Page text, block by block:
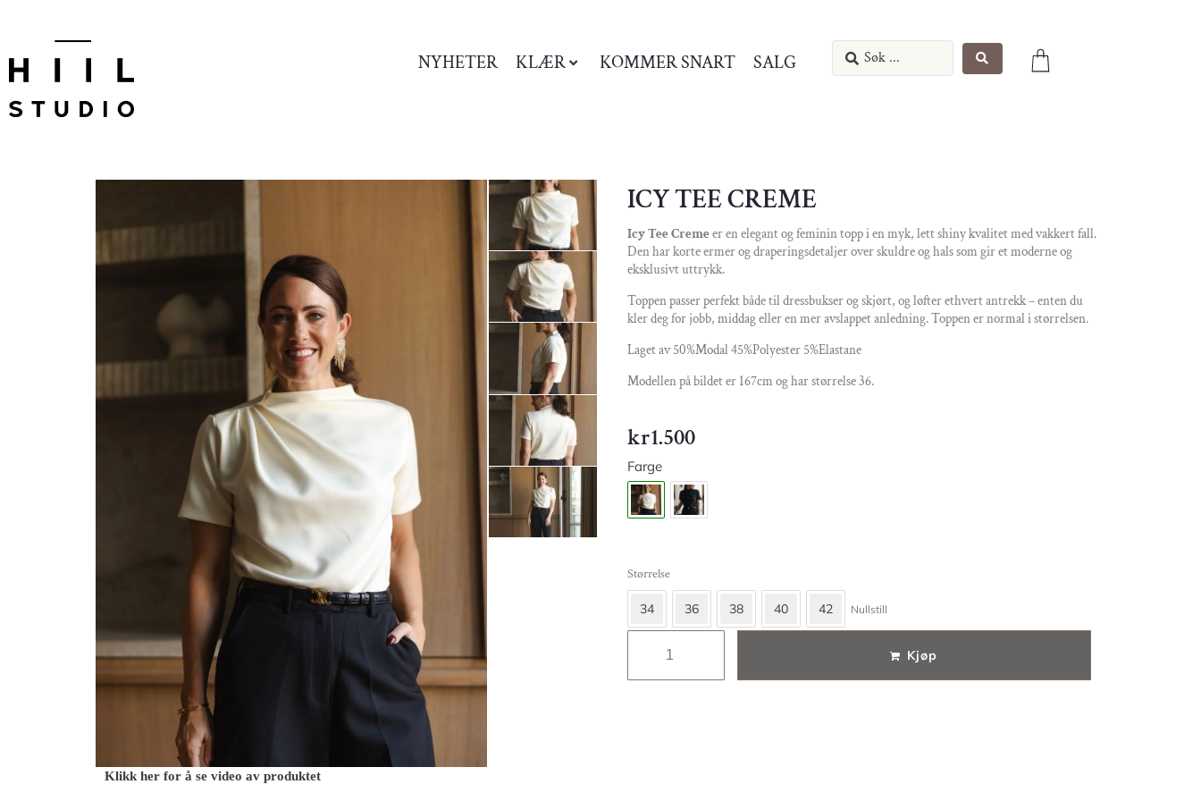
NYHETER KLÆR KOMMER SNART SALG
ICY TEE CREME
Icy Tee Cremeer en elegant og feminin topp i en myk, lett shiny kvalitet med vakkert fall.
Den har korte ermer og draperingsdetaljer over skuldre og hals som gir et moderne og
eksklusivt uttrykk.
Toppen passer perfekt både til dressbukser og skjørt, og løfter ethvert antrekk – enten du
kler deg for jobb, middag eller en mer avslappet anledning. Toppen er normal i størrelsen.
Laget av 50%Modal 45%Polyester 5%Elastane
Modellen på bildet er 167cm og har størrelse 36.
kr1.500
Farge
Størrelse
34 36 38 40 42 Nullstill
Kjøp